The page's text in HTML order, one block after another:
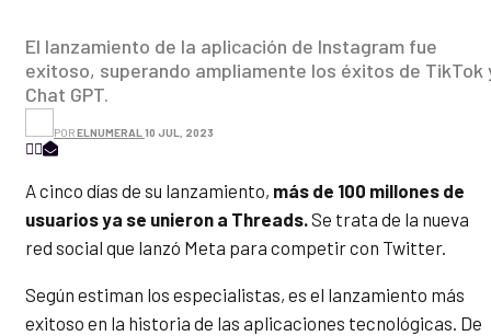
El lanzamiento de la aplicación de Instagram fue
exitoso, superando ampliamente los éxitos de TikTok
Chat GPT.
PORELNUMERAL 10 JUL, 2023
A cinco días de su lanzamiento, más de 100 millones de
usuarios ya se unieron a Threads.Se trata de la nueva
red social que lanzó Meta para competir con Twitter.
Según estiman los especialistas, es el lanzamiento más
exitoso en la historia de las aplicaciones tecnológicas. De